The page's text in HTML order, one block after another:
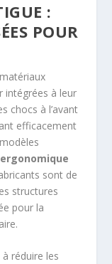
:
POUR
intégrées à leur
chocs à l’avant
efficacement
sont de
structures
pour la
réduire les